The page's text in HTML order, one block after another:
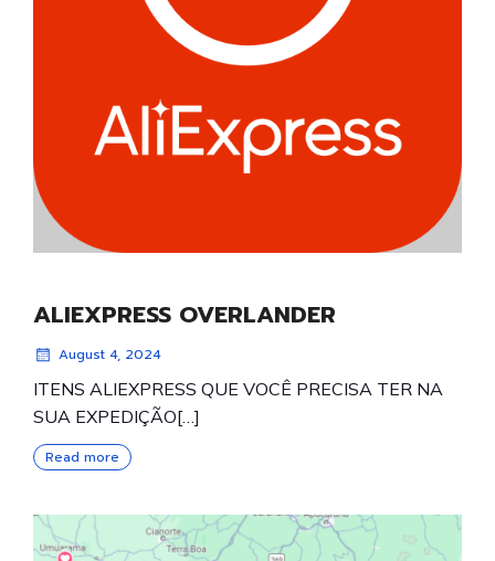
ALIEXPRESS OVERLANDER
August 4, 2024
ITENS ALIEXPRESS QUE VOCÊ PRECISA TER NA
SUA EXPEDIÇÃO[…]
Read more